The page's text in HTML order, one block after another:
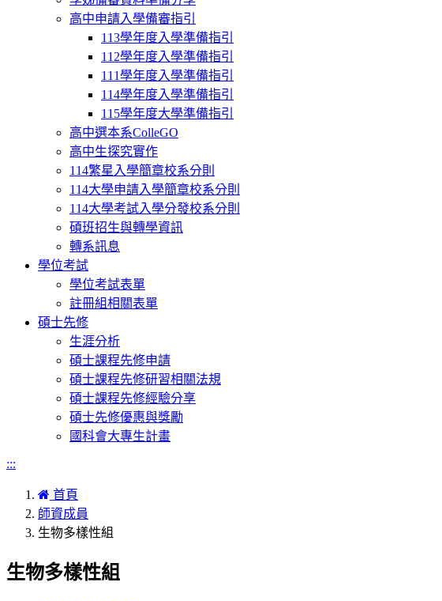
高中申請入學備審指引
113學年度入學準備指引
112學年度入學準備指引
111學年度入學準備指引
114學年度入學準備指引
115學年度大學準備指引
高中選本系ColleGO
高中生探究實作
114繁星入學簡章校系分則
114大學申請入學簡章校系分則
114大學考試入學分發校系分則
碩班招生與轉學資訊
轉系訊息
學位考試
學位考試表單
註冊組相關表單
碩士先修
生涯分析
碩士課程先修申請
碩士課程先修研習相關法規
碩士課程先修經驗分享
碩士先修優惠與獎勵
國科會大專生計畫
:::
首頁
師資成員
生物多樣性組
生物多樣性組